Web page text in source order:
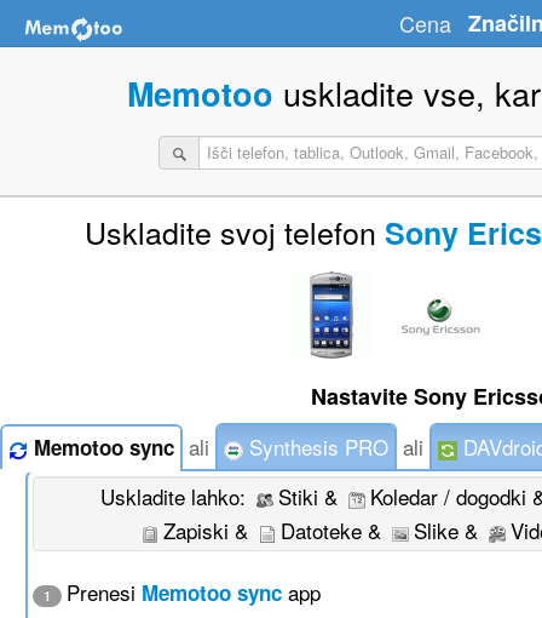
Cena
Memotoo uskladite vse,
Uskladite svoj telefon Sony
Nastavite Sony
Memotoo sync ali Synthesis PRO ali
Uskladite lahko:
Stiki &
Koledar / dogodki
Zapiski &
Datoteke & Slike &
1 Prenesi Memotoo sync app